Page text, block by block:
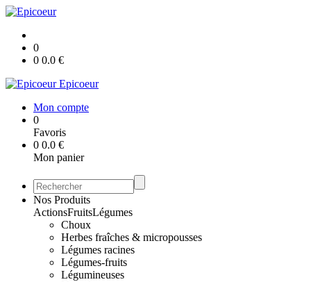
0
0 0.0 €
Epicoeur
Mon compte
0
Favoris
0 0.0 €
Mon panier
Nos Produits
ActionsFruitsLégumes
Choux
Herbes fraîches & micropousses
Légumes racines
Légumes-fruits
Légumineuses